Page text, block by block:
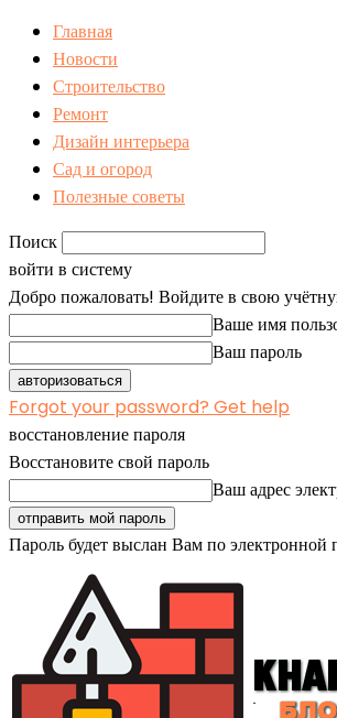
Главная
Новости
Строительство
Ремонт
Дизайн интерьера
Сад и огород
Полезные советы
Поиск
войти в систему
Добро пожаловать! Войдите в свою
Ваше имя
Ваш пароль
Forgot your password? Get help
восстановление пароля
Восстановите свой пароль
Ваш адрес
Пароль будет выслан Вам по электронной